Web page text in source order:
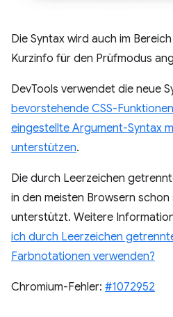
Die Syntax wird auch im
Kurzinfo für den Prüfmodus
DevTools verwendet die neue
bevorstehende CSS-
eingestellte Argument-Syntax
unterstützen.
Die durch Leerzeichen
in den meisten Browsern schon
unterstützt. Weitere
ich durch Leerzeichen
Farbnotationen verwenden?
Chromium-Fehler: #1072952